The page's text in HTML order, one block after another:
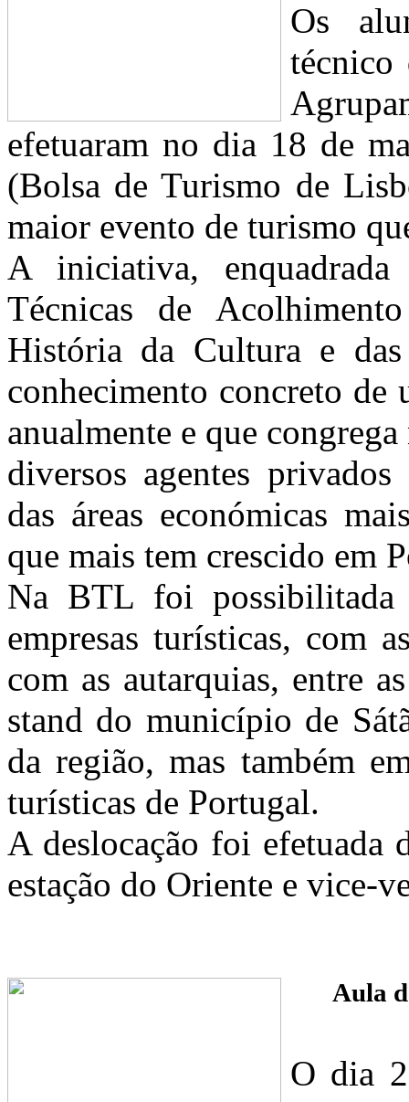
Os
técnico
efetuaram no dia 18 de
(Bolsa de Turismo de
maior evento de turismo
A iniciativa,
Técnicas de
História da Cultura e
conhecimento concreto de
anualmente e que
diversos agentes
das áreas económicas
que mais tem crescido em
Na BTL foi possibilitada
empresas turísticas, com
com as autarquias, entre
stand do município de
da região, mas também
turísticas de Portugal.
A deslocação foi efetuada
estação do Oriente e vice-
Aula
O dia